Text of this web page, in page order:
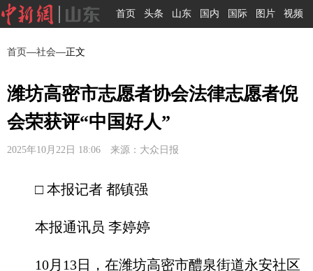
首页 头条 山东 国内 国际 图片 视频
首页—社会—正文
潍坊高密市志愿者协会法律志愿者倪
会荣获评“中国好人”
2025年10月22日 18:06 来源：大众日报
□ 本报记者 都镇强
本报通讯员 李婷婷
10月13日，在潍坊高密市醴泉街道永安社区